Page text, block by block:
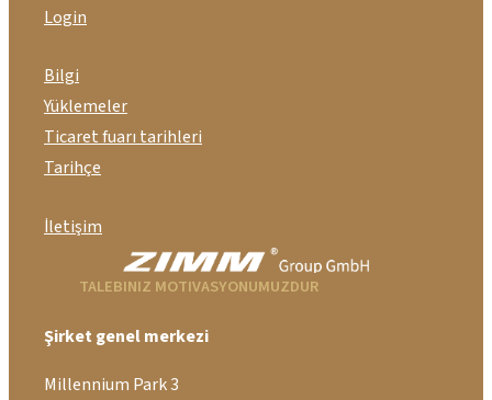
Login
Bilgi
Yüklemeler
Ticaret fuarı tarihleri
Tarihçe
İletişim
TALEBINIZ MOTIVASYONUMUZDUR
Şirket genel merkezi
Millennium Park 3